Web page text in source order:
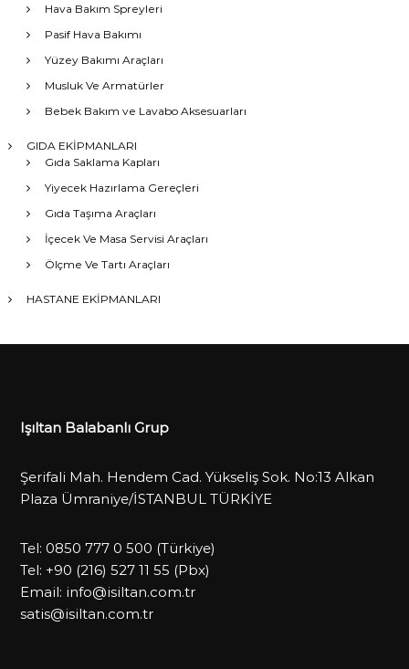
Hava Bakım Spreyleri
Pasif Hava Bakımı
Yüzey Bakımı Araçları
Musluk Ve Armatürler
Bebek Bakım ve Lavabo Aksesuarları
GIDA EKİPMANLARI
Gıda Saklama Kapları
Yiyecek Hazırlama Gereçleri
Gıda Taşıma Araçları
İçecek Ve Masa Servisi Araçları
Ölçme Ve Tartı Araçları
HASTANE EKİPMANLARI
Işıltan Balabanlı Grup
Şerifali Mah. Hendem Cad. Yükseliş Sok. No:13 Alkan
Plaza Ümraniye/İSTANBUL TÜRKİYE
Tel: 0850 777 0 500 (Türkiye)
Tel: +90 (216) 527 11 55 (Pbx)
Email: info@isiltan.com.tr
satis@isiltan.com.tr